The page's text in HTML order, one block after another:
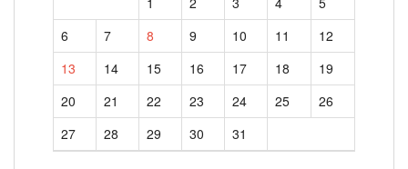
6
7 8 9 10 11
12
13
14 15 16 17 18
19
20
21 22 23 24 25
26
27
28 29 30 31